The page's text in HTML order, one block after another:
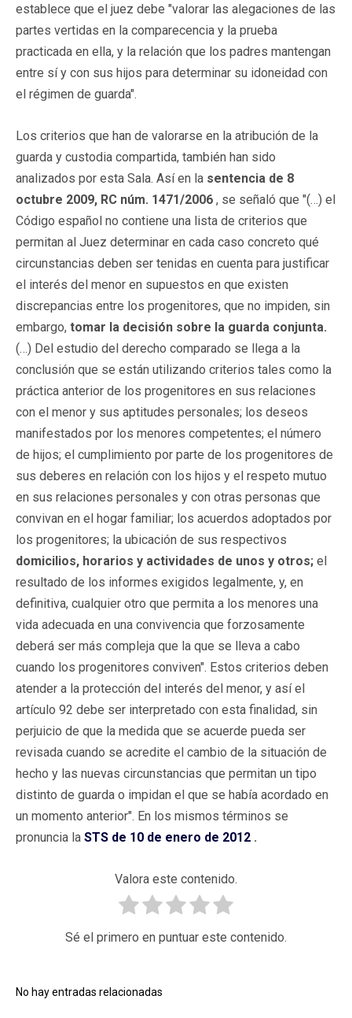
establece que el juez debe "valorar las alegaciones de las
partes vertidas en la comparecencia y la prueba
practicada en ella, y la relación que los padres mantengan
entre sí y con sus hijos para determinar su idoneidad con
el régimen de guarda".
Los criterios que han de valorarse en la atribución de la
guarda y custodia compartida, también han sido
analizados por esta Sala. Así en la sentencia de 8
octubre 2009, RC núm. 1471/2006 , se señaló que "(…) el
Código español no contiene una lista de criterios que
permitan al Juez determinar en cada caso concreto qué
circunstancias deben ser tenidas en cuenta para justificar
el interés del menor en supuestos en que existen
discrepancias entre los progenitores, que no impiden, sin
embargo, tomar la decisión sobre la guarda conjunta.
(…) Del estudio del derecho comparado se llega a la
conclusión que se están utilizando criterios tales como la
práctica anterior de los progenitores en sus relaciones
con el menor y sus aptitudes personales; los deseos
manifestados por los menores competentes; el número
de hijos; el cumplimiento por parte de los progenitores de
sus deberes en relación con los hijos y el respeto mutuo
en sus relaciones personales y con otras personas que
convivan en el hogar familiar; los acuerdos adoptados por
los progenitores; la ubicación de sus respectivos
domicilios, horarios y actividades de unos y otros; el
resultado de los informes exigidos legalmente, y, en
definitiva, cualquier otro que permita a los menores una
vida adecuada en una convivencia que forzosamente
deberá ser más compleja que la que se lleva a cabo
cuando los progenitores conviven". Estos criterios deben
atender a la protección del interés del menor, y así el
artículo 92 debe ser interpretado con esta finalidad, sin
perjuicio de que la medida que se acuerde pueda ser
revisada cuando se acredite el cambio de la situación de
hecho y las nuevas circunstancias que permitan un tipo
distinto de guarda o impidan el que se había acordado en
un momento anterior". En los mismos términos se
pronuncia la STS de 10 de enero de 2012 .
Valora este contenido.
Sé el primero en puntuar este contenido.
No hay entradas relacionadas